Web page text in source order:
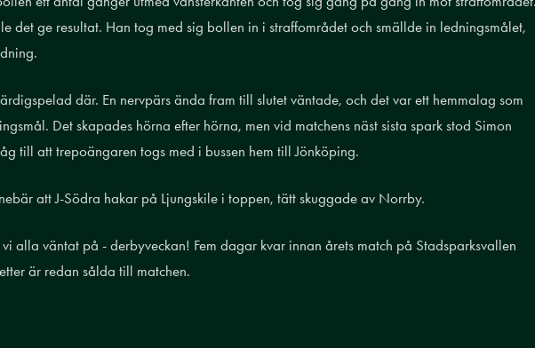
det ge resultat. Han tog med sig bollen in i straffområdet och smällde in ledningsmålet,
där. En nervpärs ända fram till slutet väntade, och det var ett hemmalag som
Det skapades hörna efter hörna, men vid matchens näst sista spark stod Simon
till att trepoängaren togs med i bussen hem till Jönköping.
att J-Södra hakar på Ljungskile i toppen, tätt skuggade av Norrby.
alla väntat på - derbyveckan! Fem dagar kvar innan årets match på Stadsparksvallen
är redan sålda till matchen.